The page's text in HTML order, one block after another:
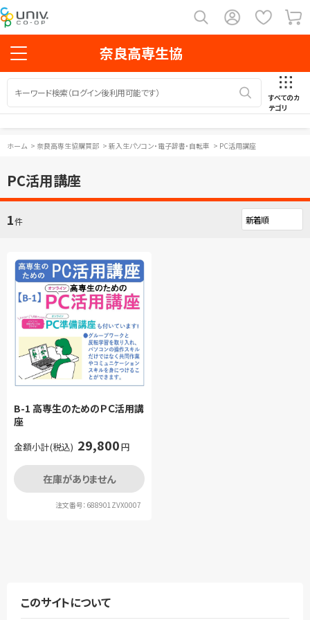
奈良高専生協
すべてのカ
テゴリ
ホーム > 奈良高専生協購買部 > 新入生パソコン・電子辞書・自転車 > PC活用講座
PC活用講座
1件
B-1 高専生のためのＰＣ活用講
座
金額小計(税込) 29,800円
在庫がありません
注文番号：688901ZVX0007
このサイトについて